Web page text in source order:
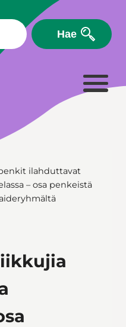
Hae
ilahduttavat
– osa penkeistä